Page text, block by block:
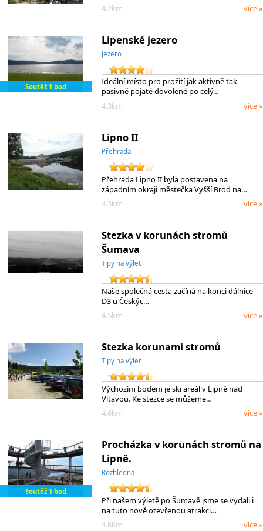
4.2km
více »
Soutěž 1 bod
Lipenské jezero
Jezero
Ideální místo pro prožití jak aktivně tak
pasivně pojaté dovolené po celý…
4.3km
více »
Lipno II
Přehrada
Přehrada Lipno II byla postavena na
západním okraji městečka Vyšší Brod na…
4.5km
více »
Stezka v korunách stromů
Šumava
Tipy na výlet
Naše společná cesta začíná na konci dálnice
D3 u Českýc…
4.5km
více »
Stezka korunami stromů
Tipy na výlet
Výchozím bodem je ski areál v Lipně nad
Vltavou. Ke stezce se můžeme…
4.6km
více »
Soutěž 1 bod
Procházka v korunách stromů na
Lipně.
Rozhledna
Při našem výletě po Šumavě jsme se vydali i
na tuto nově otevřenou atrakci…
4.6km
více »